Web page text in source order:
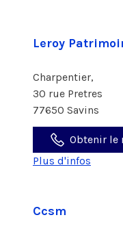
Leroy
Charpentier,
30 rue Pretres
77650 Savins
Obtenir le
Plus d'infos
Ccsm